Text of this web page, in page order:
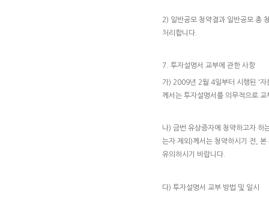
2) 일반공모 청약결과 일반공모 총
처리합니다.
7. 투자설명서 교부에 관한 사항
가) 2009년 2월 4일부터 시행된 '자
께서는 투자설명서를 의무적으로
나) 금번 유상증자에 청약하고자 하
는자 제외)께서는 청약하시기 전,
유의하시기 바랍니다.
다) 투자설명서 교부 방법 및 일시